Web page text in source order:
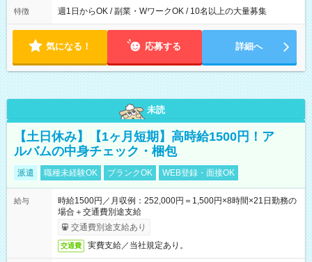
特徴 週1日からOK / 副業・WワークOK / 10名以上の大量募集
気になる！ 応募する 詳細へ
未読
【土日休み】【1ヶ月短期】高時給1500円！ア
ルバムの中身チェック・梱包
派遣 職種未経験OK ブランクOK WEB登録・面接OK
給与
時給1500円／月収例：252,000円＝1,500円×8時間×21日勤務の
場合＋交通費別途支給
交通費別途支給あり
交通費 実費支給／当社規定あり。